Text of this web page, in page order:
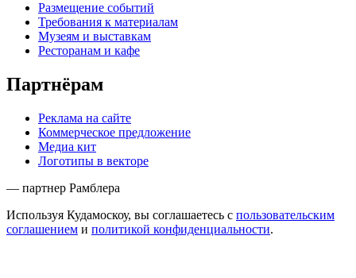
Размещение событий
Требования к материалам
Музеям и выставкам
Ресторанам и кафе
Партнёрам
Реклама на сайте
Коммерческое предложение
Медиа кит
Логотипы в векторе
— партнер Рамблера
Используя Кудамоскоу, вы соглашаетесь с пользовательским
соглашением и политикой конфиденциальности.